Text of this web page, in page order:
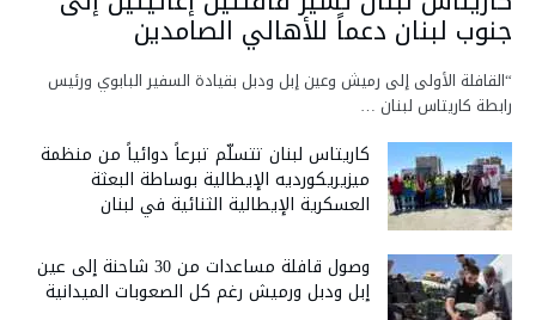
جنوب لبنان دعماً للأهالي الصامدين
“القافلة الأولى إلى رميش وعين إبل ودبل بقيادة السفير البابوي ورئيس
رابطة كاريتاس لبنان …
كاريتاس لبنان تتسلّم تبرعاً دوائياً من منظمة
ميزيريكورديه الإيطالية بوساطة البعثة
العسكرية الإيطالية الثنائية في لبنان
وصول قافلة مساعدات من 30 شاحنة إلى عين
إبل ودبل ورميش رغم كل الصعوبات الميدانية